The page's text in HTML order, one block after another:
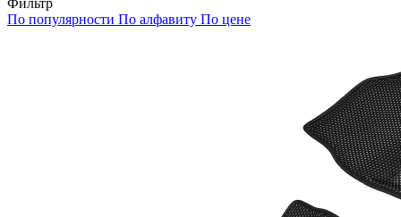
По популярности По алфавиту По цене